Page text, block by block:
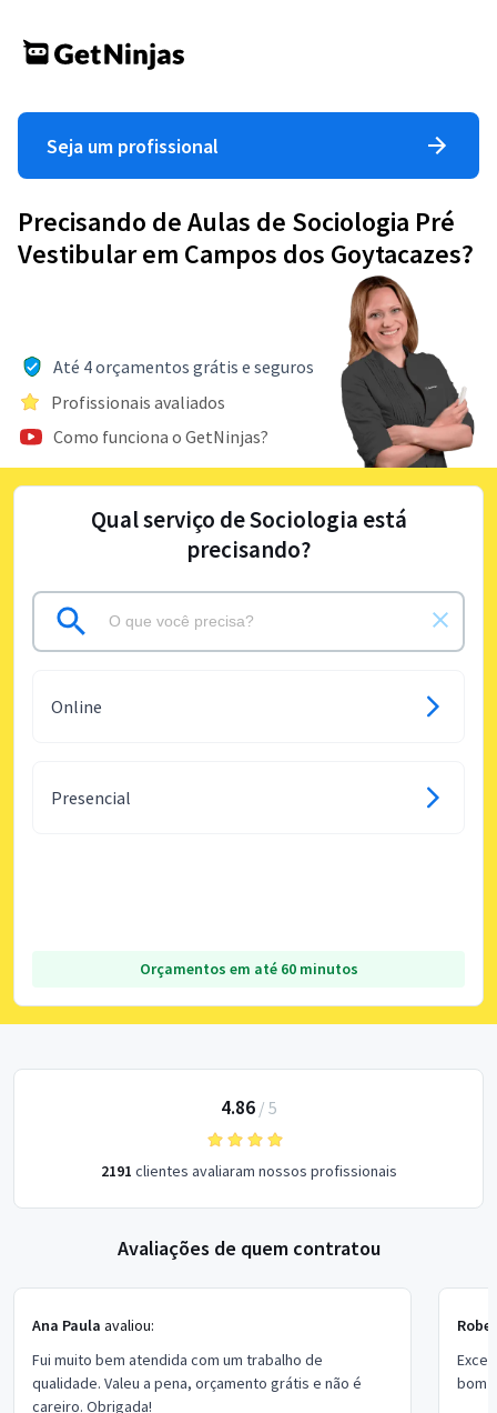
Seja um profissional
Precisando de Aulas de Sociologia Pré
Vestibular em Campos dos Goytacazes?
Até 4 orçamentos grátis e seguros
Profissionais avaliados
Como funciona o GetNinjas?
Qual serviço de Sociologia está
precisando?
Online
Presencial
Orçamentos em até 60 minutos
4.86/ 5
2191 clientes avaliaram nossos profissionais
Avaliações de quem contratou
Ana Paula avaliou:
Fui muito bem atendida com um trabalho de
qualidade. Valeu a pena, orçamento grátis e não é
careiro. Obrigada!
bom